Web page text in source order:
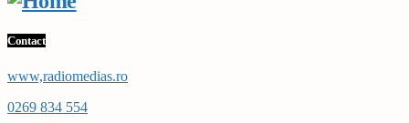
Contact
www,radiomedias.ro
0269 834 554